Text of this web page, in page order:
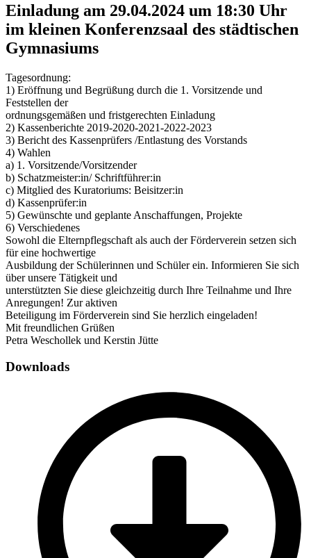
Einladung am 29.04.2024 um 18:30 Uhr
im kleinen Konferenzsaal des städtischen
Gymnasiums
Tagesordnung:
1) Eröffnung und Begrüßung durch die 1. Vorsitzende und
Feststellen der
ordnungsgemäßen und fristgerechten Einladung
2) Kassenberichte 2019-2020-2021-2022-2023
3) Bericht des Kassenprüfers /Entlastung des Vorstands
4) Wahlen
a) 1. Vorsitzende/Vorsitzender
b) Schatzmeister:in/ Schriftführer:in
c) Mitglied des Kuratoriums: Beisitzer:in
d) Kassenprüfer:in
5) Gewünschte und geplante Anschaffungen, Projekte
6) Verschiedenes
Sowohl die Elternpflegschaft als auch der Förderverein setzen sich
für eine hochwertige
Ausbildung der Schülerinnen und Schüler ein. Informieren Sie sich
über unsere Tätigkeit und
unterstützten Sie diese gleichzeitig durch Ihre Teilnahme und Ihre
Anregungen! Zur aktiven
Beteiligung im Förderverein sind Sie herzlich eingeladen!
Mit freundlichen Grüßen
Petra Weschollek und Kerstin Jütte
Downloads